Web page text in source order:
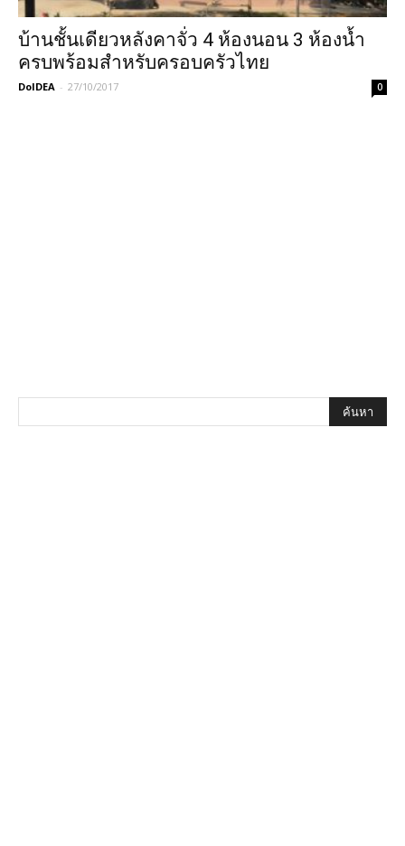
บ้านชั้นเดียวหลังคาจั่ว 4 ห้องนอน 3 ห้องน้ำ
ครบพร้อมสำหรับครอบครัวไทย
DoIDEA - 27/10/2017 0